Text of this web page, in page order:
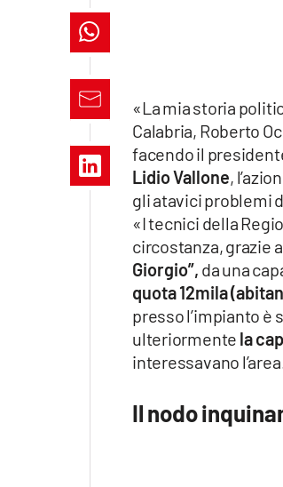
lacapitalenews.it
«La mia storia
Calabria, Roberto
facendo il
Lidio Vallone,
gli atavici problemi
«I tecnici della
circostanza, grazie
Giorgio”, da una
quota 12mila
presso l’impianto è
ulteriormente la
interessavano
Il nodo